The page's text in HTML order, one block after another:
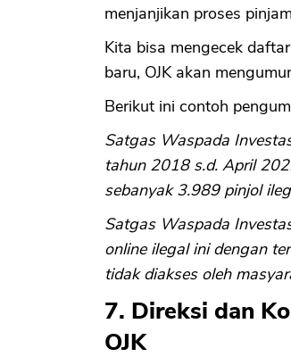
menjanjikan proses
Kita bisa mengecek
baru, OJK akan
Berikut ini contoh
Satgas Waspada
tahun 2018 s.d. April
sebanyak 3.989 pinjol
Satgas Waspada
online ilegal ini dengan
tidak diakses oleh
7. Direksi dan
OJK